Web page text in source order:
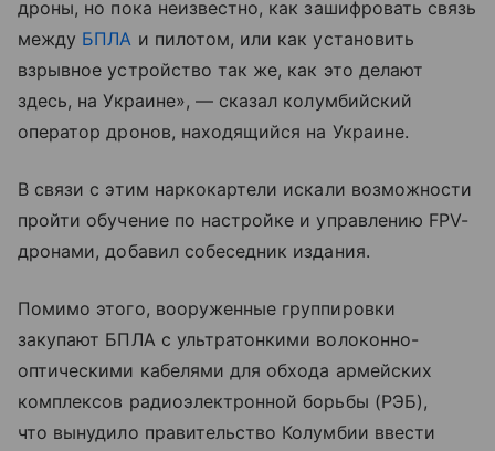
дроны, но пока неизвестно, как зашифровать связь
между БПЛА и пилотом, или как установить
взрывное устройство так же, как это делают
здесь, на Украине», — сказал колумбийский
оператор дронов, находящийся на Украине.
В связи с этим наркокартели искали возможности
пройти обучение по настройке и управлению FPV-
дронами, добавил собеседник издания.
Помимо этого, вооруженные группировки
закупают БПЛА с ультратонкими волоконно-
оптическими кабелями для обхода армейских
комплексов радиоэлектронной борьбы (РЭБ),
что вынудило правительство Колумбии ввести